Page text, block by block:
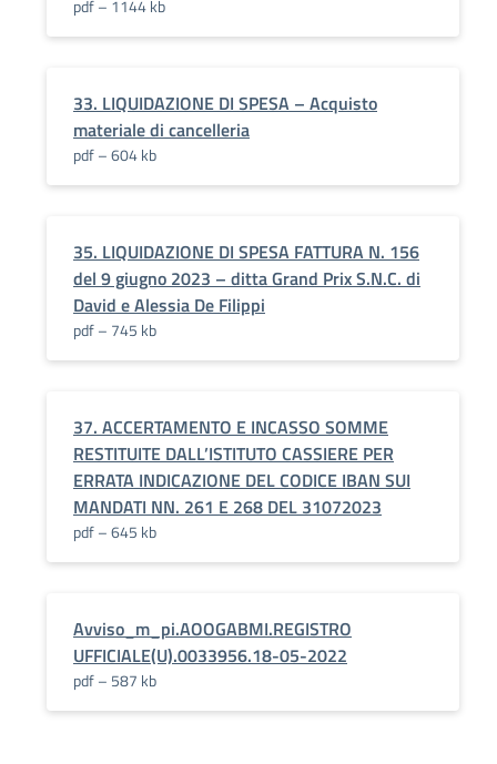
pdf – 1144 kb
33. LIQUIDAZIONE DI SPESA – Acquisto
materiale di cancelleria
pdf – 604 kb
35. LIQUIDAZIONE DI SPESA FATTURA N. 156
del 9 giugno 2023 – ditta Grand Prix S.N.C. di
David e Alessia De Filippi
pdf – 745 kb
37. ACCERTAMENTO E INCASSO SOMME
RESTITUITE DALL’ISTITUTO CASSIERE PER
ERRATA INDICAZIONE DEL CODICE IBAN SUI
MANDATI NN. 261 E 268 DEL 31072023
pdf – 645 kb
Avviso_m_pi.AOOGABMI.REGISTRO
UFFICIALE(U).0033956.18-05-2022
pdf – 587 kb